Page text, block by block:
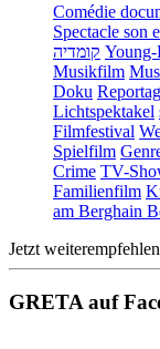
Comédie
Spectacle son
קומדיה
Musikfilm
Doku
Lichtspektakel
Filmfestival
Spielfilm
Crime TV-
Familienfilm
am Berghain
Jetzt
GRETA auf